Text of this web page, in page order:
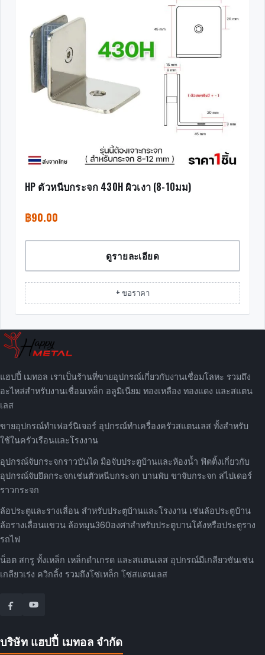
HP ตัวหนีบกระจก 430H ผิวเงา (8-10มม)
฿90.00
ดูรายละเอียด
+ ขอราคา
แฮปปี้ เมทอล เราเป็นร้านที่ขายอุปกรณ์เกี่ยวกับงานเชื่อมโลหะ รวมถึง
อะไหล่สำหรับงานเชื่อมเหล็ก อลูมิเนียม ทองเหลือง ทองแดง และสแตน
เลส
ขายอุปกรณ์ทำเฟอร์นิเจอร์ อุปกรณ์ทำเครื่องครัวสแตนเลส ทั้งสำหรับ
ใช้ในครัวเรือนและโรงงาน
อุปกรณ์จับกระจกราวบันได มือจับประตูบ้านและห้องน้ำ ฟิตติ้งเกี่ยวกับ
อุปกรณ์จับยึดกระจกเช่นตัวหนีบกระจก บานพับ ขาจับกระจก สไปเดอร์
ราวกระจก
ล้อประตูและรางเลื่อน สำหรับประตูบ้านและโรงงาน เช่นล้อประตูบ้าน
ล้อรางเลื่อนแขวน ล้อหมุน360องศาสำหรับประตูบานโค้งหรือประตูราง
รถไฟ
น็อต สกรู ทั้งเหล็ก เหล็กดำเกรด และสแตนเลส อุปกรณ์มีเกลียวขันเช่น
เกลียวเร่ง ควิกลิ้ง รวมถึงโซ่เหล็ก โซ่สแตนเลส
บริษัท แฮปปี้ เมทอล จำกัด